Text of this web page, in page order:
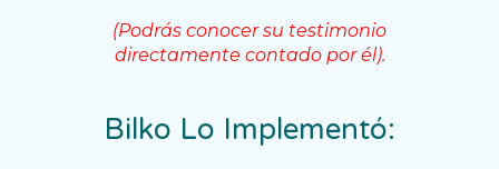
(Podrás conocer su testimonio
directamente contado por él).
Bilko Lo Implementó: